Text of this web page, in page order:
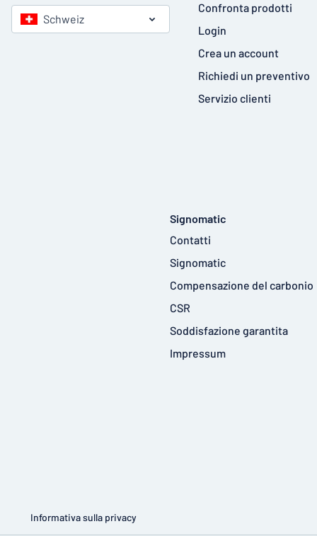
Schweiz
Confronta prodotti
Login
Crea un account
Richiedi un preventivo
Servizio clienti
Signomatic
Contatti
Signomatic
Compensazione del carbonio
CSR
Soddisfazione garantita
Impressum
Informativa sulla privacy